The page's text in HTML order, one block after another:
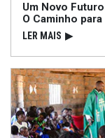
Um Novo
O Caminho
LER MAIS ▶